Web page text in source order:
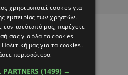
χρησιμοποιεί cookies για
εμπειρίας των χρηστών.
τον ιστότοπό μας, παρέχετε
σας για όλα τα cookies
μας για τα cookies.
περισσότερα
(1499) →